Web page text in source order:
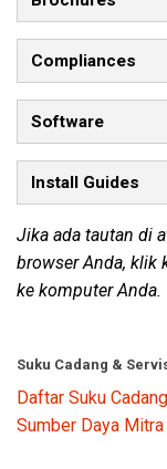
Compliances
Software
Install Guides
Jika ada tautan di
browser Anda, klik
ke komputer Anda.
Suku Cadang &
Daftar Suku Cadang
Sumber Daya